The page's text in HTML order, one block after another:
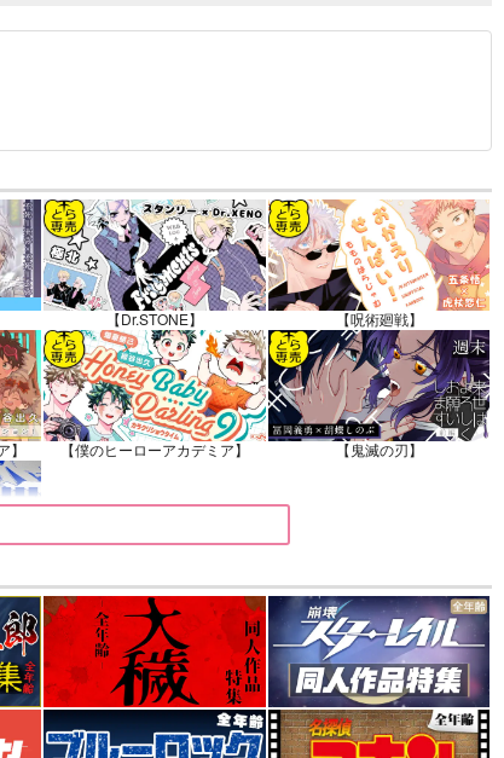
掲載）
【Dr.STONE】 【呪術廻戦】
】 【僕のヒーローアカデミア】 【鬼滅の刃】